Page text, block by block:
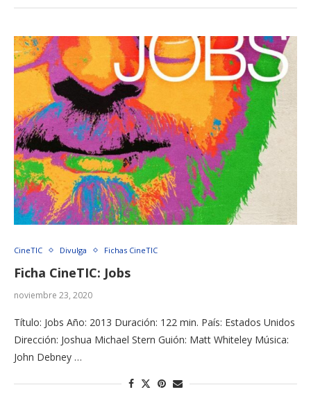
CineTIC Divulga Fichas CineTIC
Ficha CineTIC: Jobs
noviembre 23, 2020
Título: Jobs Año: 2013 Duración: 122 min. País: Estados Unidos
Dirección: Joshua Michael Stern Guión: Matt Whiteley Música:
John Debney …